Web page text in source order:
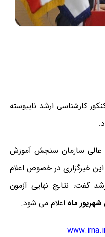
کارشناسی ارشد ناپیوسته
عالی سازمان سنجش آموزش
خبرگزاری در خصوص اعلام
گفت: نتایج نهایی آزمون
ماه اعلام می شود.